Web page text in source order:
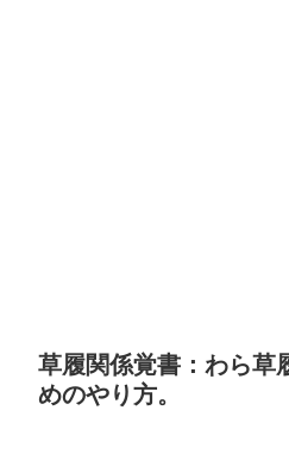
草履関係覚書：わら草
めのやり方。